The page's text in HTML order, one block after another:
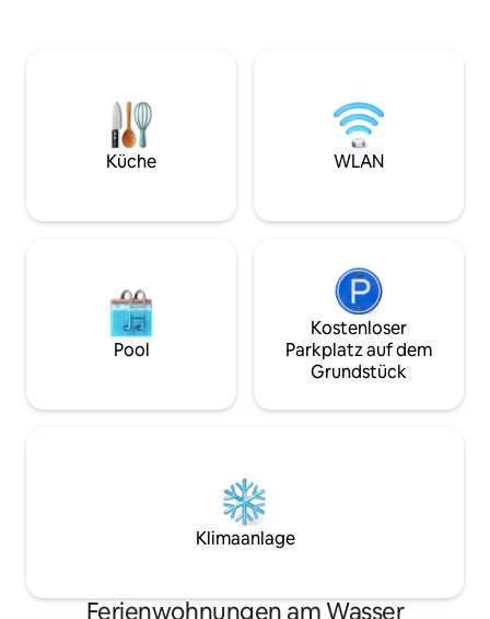
ein Trampolin.
Tennisplätzen,
und gemachten
von Amsterdam
willkommen.
Küche WLAN
Pool
Kostenloser
Parkplatz auf dem
Grundstück
Klimaanlage
Ferienwohnungen am Wasser